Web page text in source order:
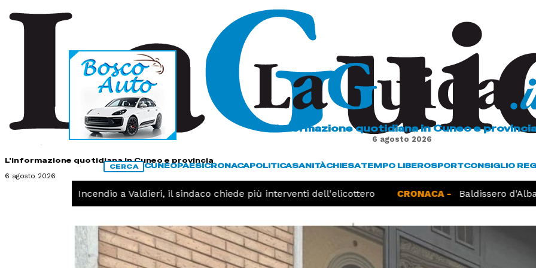
L'informazione quotidiana in Cuneo e provincia
6 agosto 2026
L'informazione quotidiana in Cuneo e
6 agosto 2026
CERCA CUNEOPAESICRONACAPOLITICASANITÀCHIESATEMPO LIBEROSPORTCONSIGLIO
Incendio a Valdieri, il sindaco chiede più interventi dell'elicottero CRONACA - Baldissero